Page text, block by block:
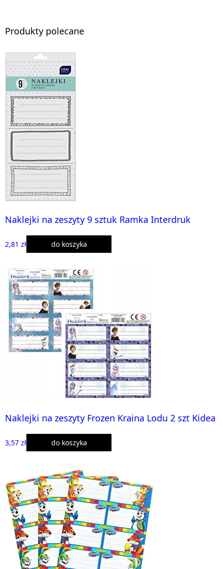
Produkty polecane
Naklejki na zeszyty 9 sztuk Ramka Interdruk
2,81 zł do koszyka
Naklejki na zeszyty Frozen Kraina Lodu 2 szt Kidea
3,57 zł do koszyka